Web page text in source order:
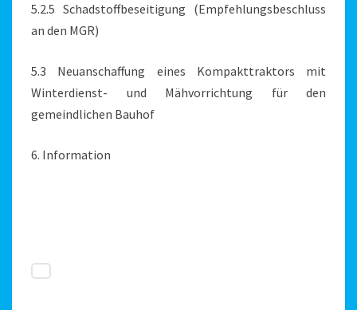
5.2.5 Schadstoffbeseitigung (Empfehlungsbeschluss
an den MGR)
5.3 Neuanschaffung eines Kompakttraktors mit
Winterdienst- und Mähvorrichtung für den
gemeindlichen Bauhof
6. Information